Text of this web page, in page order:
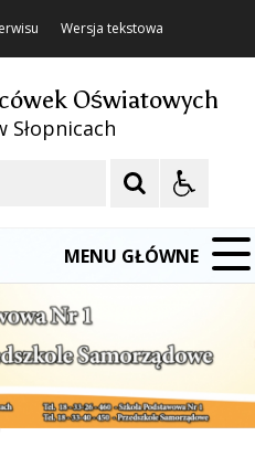
Wersja tekstowa
Oświatowych
Słopnicach
MENU GŁÓWNE